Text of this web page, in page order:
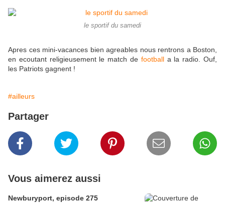
le sportif du samedi
Apres ces mini-vacances bien agreables nous rentrons a Boston,
en ecoutant religieusement le match de footballa la radio. Ouf,
les Patriots gagnent !
#ailleurs
Partager
Vous aimerez aussi
Newburyport, episode 275